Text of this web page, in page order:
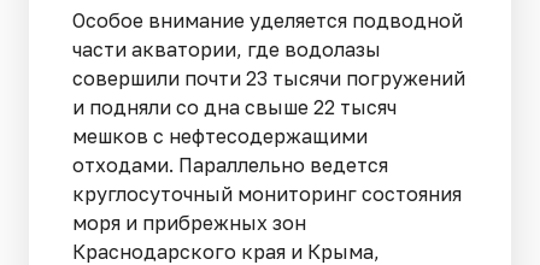
Особое внимание уделяется подводной
части акватории, где водолазы
совершили почти 23 тысячи погружений
и подняли со дна свыше 22 тысяч
мешков с нефтесодержащими
отходами. Параллельно ведется
круглосуточный мониторинг состояния
моря и прибрежных зон
Краснодарского края и Крыма,